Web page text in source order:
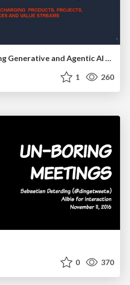
How People are Using Generative and Agentic AI to Supercharge Their Products, Projects, Services and Value Streams Today
1 260
0 370